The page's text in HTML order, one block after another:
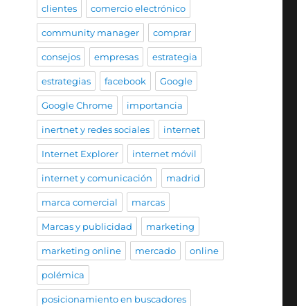
clientes comercio electrónico
community manager comprar
consejos empresas estrategia
estrategias facebook Google
Google Chrome importancia
inertnet y redes sociales internet
Internet Explorer internet móvil
internet y comunicación madrid
marca comercial marcas
Marcas y publicidad marketing
marketing online mercado online
polémica
posicionamiento en buscadores